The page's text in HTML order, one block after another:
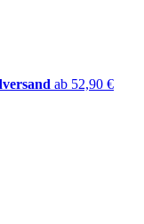
ab 52,90 €